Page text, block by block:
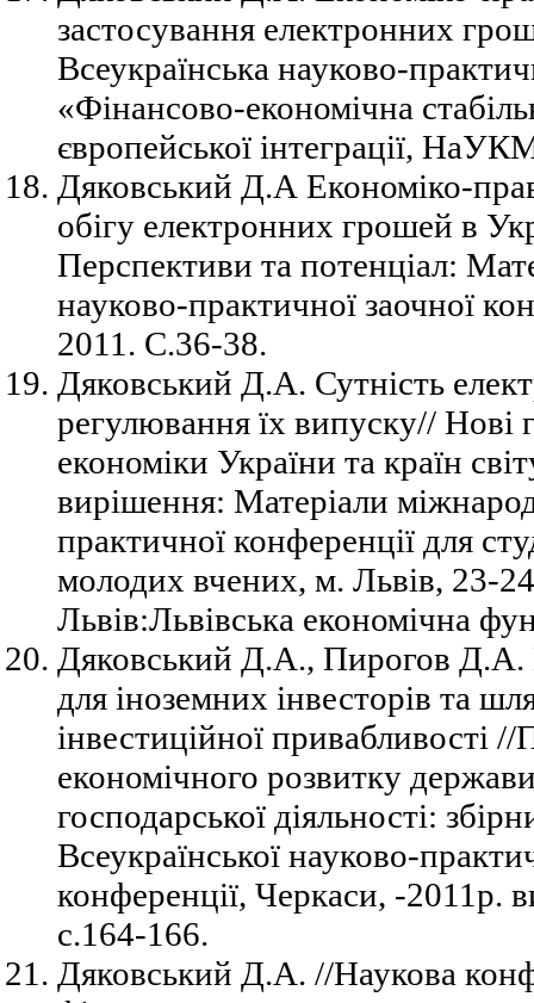
застосування електронних
Всеукраїнська науково-
«Фінансово-економічна
європейської інтеграції,
Дяковський Д.А Економіко-
обігу електронних грошей в
Перспективи та потенціал:
науково-практичної заочної
2011. С.36-38.
Дяковський Д.А. Сутність
регулювання їх випуску// Нові
економіки України та країн
вирішення: Матеріали
практичної конференції для
молодих вчених, м. Львів, 23-
Львів:Львівська економічна
Дяковський Д.А., Пирогов Д.А.
для іноземних інвесторів та
інвестиційної привабливості
економічного розвитку
господарської діяльності:
Всеукраїнської науково-
конференції, Черкаси, -
с.164-166.
Дяковський Д.А. //Наукова